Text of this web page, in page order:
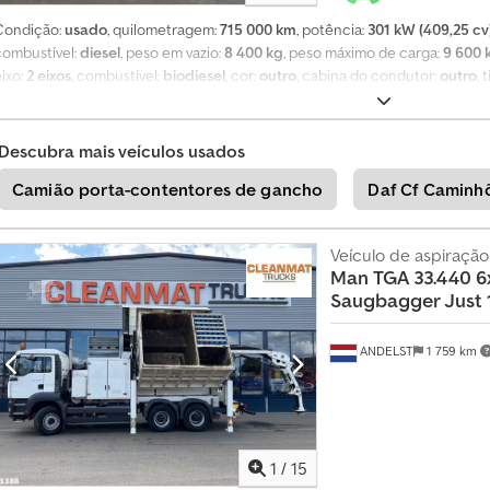
usado, quilometragem:715 000 km, potência: 301 kW (409,25
diesel, peso em vazio:8 400 kg, peso máximo de carga:9 600
2 eixos, combustível: biodiesel, cor: outro, cabina do condutor: outro,
ABS, acoplamento de
controlo de velocidade de cruzeiro, travão de ar
Sujeito a erros tipográficos, enganos e alterações, imagens ilustrativas --,
Credjzqfnropfx Ak Hof
Descubra mais veículos usados
Camião porta-contentores de gancho
Daf Cf
1 / 15
ANDELST 1 759 km
Veículo de aspiração
Man TGA 33.440
Saugbagger Just